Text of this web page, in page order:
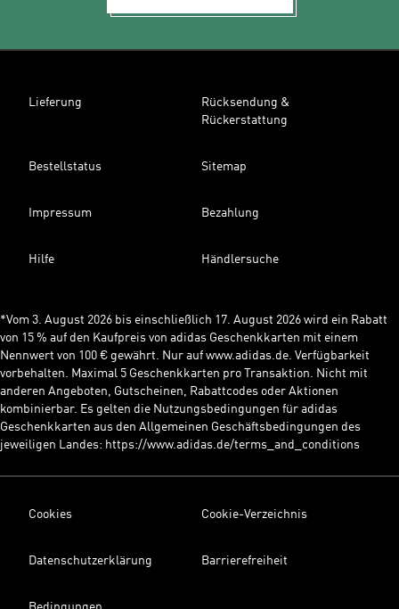
Lieferung
Rücksendung &
Rückerstattung
Bestellstatus Sitemap
Impressum Bezahlung
Hilfe Händlersuche
*Vom 3. August 2026 bis einschließlich 17. August 2026 wird ein Rabatt
von 15 % auf den Kaufpreis von adidas Geschenkkarten mit einem
Nennwert von 100 € gewährt. Nur auf www.adidas.de. Verfügbarkeit
vorbehalten. Maximal 5 Geschenkkarten pro Transaktion. Nicht mit
anderen Angeboten, Gutscheinen, Rabattcodes oder Aktionen
kombinierbar. Es gelten die Nutzungsbedingungen für adidas
Geschenkkarten aus den Allgemeinen Geschäftsbedingungen des
jeweiligen Landes: https://www.adidas.de/terms_and_conditions
Cookies Cookie-Verzeichnis
Datenschutzerklärung Barrierefreiheit